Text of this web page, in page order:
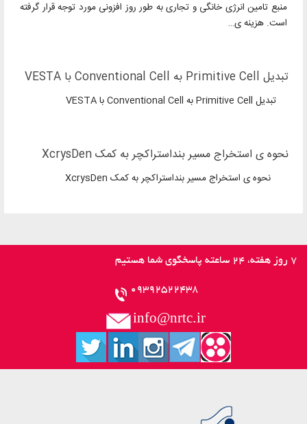
منبع تامین انرژی خانگی و تجاری به طور روز افزونی مورد توجه قرار گرفته
است. هزینه ی…
تبدیل Primitive Cell به Conventional Cell با VESTA
تبدیل Primitive Cell به Conventional Cell با VESTA
نحوه ی استخراج مسیر بنداستراکچر به کمک XcrysDen
نحوه ی استخراج مسیر بنداستراکچر به کمک XcrysDen
09392522438
info@nrtc.ir